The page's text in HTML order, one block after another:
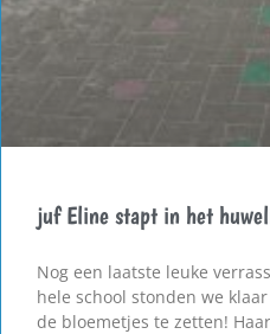
juf Eline stapt in het
Nog een laatste leuke
hele school stonden we
de bloemetjes te zetten! Haar